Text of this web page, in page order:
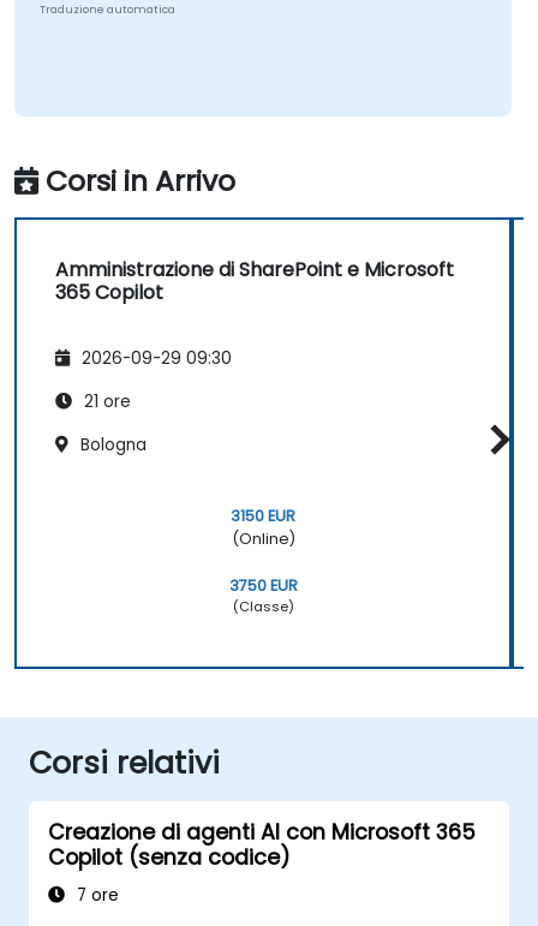
Traduzione automatica
Corsi in Arrivo
Amministrazione di SharePoint e Microsoft
365 Copilot
2026-09-29 09:30
21 ore
Bologna
3150 EUR
(Online)
3750 EUR
(Classe)
Corsi relativi
Creazione di agenti AI con Microsoft 365
Copilot (senza codice)
7 ore